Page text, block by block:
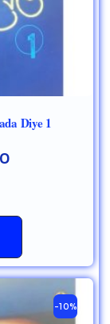
Diye 1
-10%